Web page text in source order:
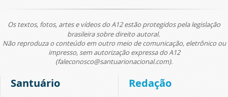
Os textos, fotos, artes e vídeos do A12 estão protegidos pela legislação
brasileira sobre direito autoral.
Não reproduza o conteúdo em outro meio de comunicação, eletrônico ou
impresso, sem autorização expressa do A12
(faleconosco@santuarionacional.com).
Santuário Redação